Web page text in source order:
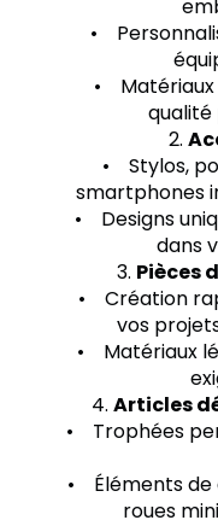
•
• Matériaux
qualité
2.
• Stylos,
smartphones
• Designs
dans
3. Pièces
• Création
vos
• Matériaux
4. Articles
• Trophées
• Éléments de
roues